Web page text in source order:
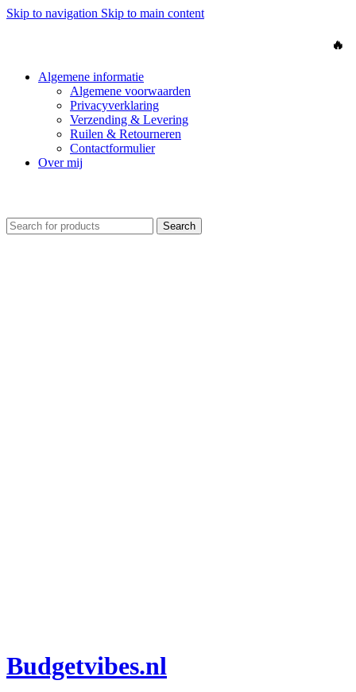
Skip to navigation Skip to main content
🔥
Algemene informatie
Algemene voorwaarden
Privacyverklaring
Verzending & Levering
Ruilen & Retourneren
Contactformulier
Over mij
Search
Budgetvibes.nl